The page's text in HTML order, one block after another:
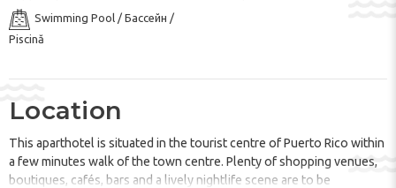
Swimming Pool / Бассейн /
Piscină
Location
This aparthotel is situated in the tourist centre of Puerto Rico within
a few minutes walk of the town centre. Plenty of shopping venues,
boutiques, cafés, bars and a lively nightlife scene are to be